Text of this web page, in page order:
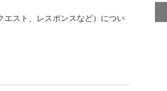
スト、レスポンスなど）につい